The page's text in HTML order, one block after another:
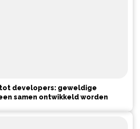
developers: geweldige
samen ontwikkeld worden